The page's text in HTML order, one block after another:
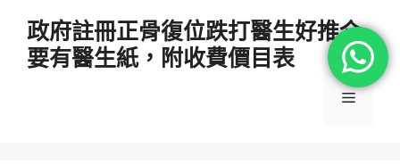
政府註冊正骨復位跌打醫生好推介
要有醫生紙，附收費價目表
選